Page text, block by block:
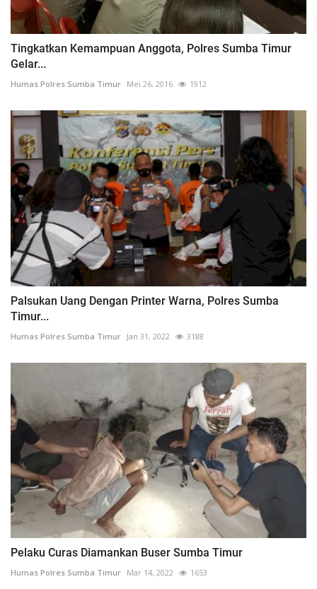
Tingkatkan Kemampuan Anggota, Polres Sumba Timur
Gelar...
Humas Polres Sumba Timur Mei 26, 2016 1912
Palsukan Uang Dengan Printer Warna, Polres Sumba
Timur...
Humas Polres Sumba Timur Jan 31, 2022 3188
Pelaku Curas Diamankan Buser Sumba Timur
Humas Polres Sumba Timur Mar 14, 2022 1653